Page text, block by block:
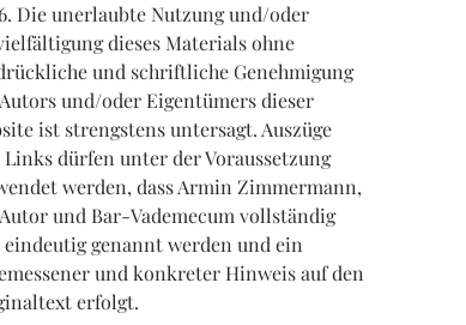
Die unerlaubte Nutzung und/oder
dieses Materials ohne
und schriftliche Genehmigung
und/oder Eigentümers dieser
ist strengstens untersagt. Auszüge
dürfen unter der Voraussetzung
werden, dass Armin Zimmermann,
und Bar-Vademecum vollständig
genannt werden und ein
und konkreter Hinweis auf den
erfolgt.